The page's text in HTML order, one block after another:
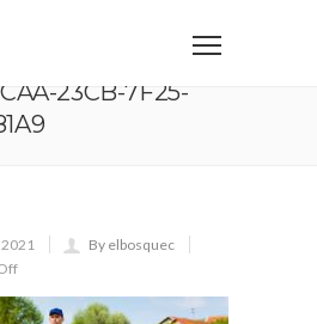
23cb-7f25-ca69abc581a9
23CB-7F25-
By elbosquec